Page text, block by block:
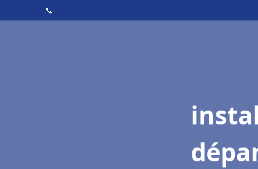
📞